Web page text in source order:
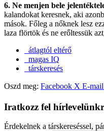
6. Ne menjen bele
kalandokat keresnek, aki
mások. Főleg a nőknek lesz
laza flörtök és ne erőltessük
átlagtól eltérő
magas IQ
társkeresés
Oszd meg: Facebook X E-mail
Iratkozz fel
Érdekelnek a társkereséssel,